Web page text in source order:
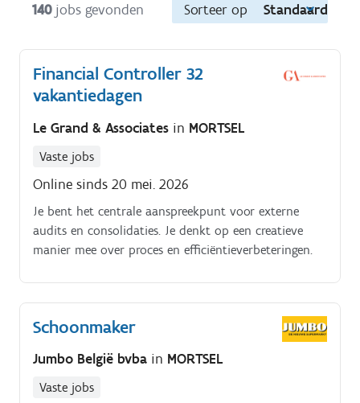
140 jobs gevonden Sorteer op Standaard
Financial Controller 32
vakantiedagen
Le Grand & Associates in MORTSEL
Vaste jobs
Online sinds 20 mei. 2026
Je bent het centrale aanspreekpunt voor externe
audits en consolidaties. Je denkt op een creatieve
manier mee over proces en efficiëntieverbeteringen.
Schoonmaker
Jumbo België bvba in MORTSEL
Vaste jobs